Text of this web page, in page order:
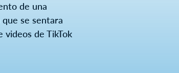
de una
se sentara
videos de TikTok